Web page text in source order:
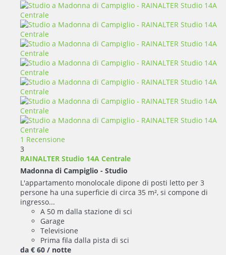
1 Recensione
3
RAINALTER Studio 14A Centrale
Madonna di Campiglio - Studio
L'appartamento monolocale dipone di posti letto per 3
persone ha una superficie di circa 35 m², si compone di
ingresso...
A 50 m dalla stazione di sci
Garage
Televisione
Prima fila dalla pista di sci
da € 60 / notte